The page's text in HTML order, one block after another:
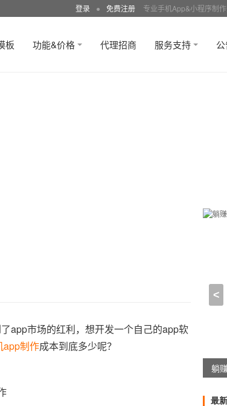
登录 ● 免费注册 专业手机App&小程序制
板 功能&价格 代理招商 服务支持
app市场的红利，想开发一个自己的app软
app制作成本到底多少呢？
<
躺
最